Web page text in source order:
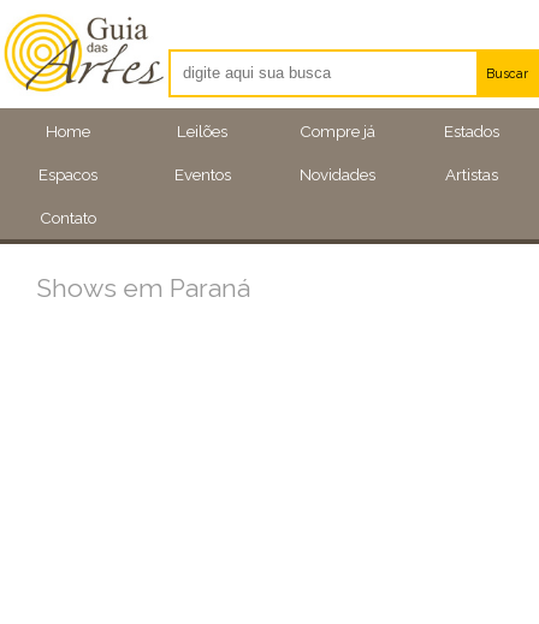
Home Leilões Compre já Estados
Espacos Eventos Novidades Artistas
Contato
Buscar
Artistas
Eventos
Shows em Paraná